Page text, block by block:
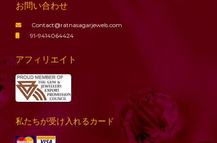
お問い合わせ
Contact@ratnasagarjewels.com
91-9414064424
アフィリエイト
私たちが受け入れるカード